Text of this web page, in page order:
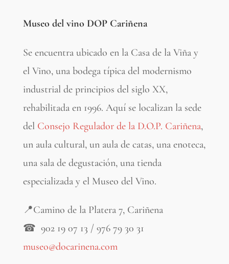
Museo del vino DOP Cariñena
Se encuentra ubicado en la Casa de la Viña y
el Vino, una bodega típica del modernismo
industrial de principios del siglo XX,
rehabilitada en 1996. Aquí se localizan la sede
del Consejo Regulador de la D.O.P. Cariñena,
un aula cultural, un aula de catas, una enoteca,
una sala de degustación, una tienda
especializada y el Museo del Vino.
📍Camino de la Platera 7, Cariñena
☎ 902 19 07 13 / 976 79 30 31
museo@docarinena.com